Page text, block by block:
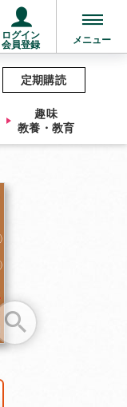
ログイン
会員登録
メニュー
趣味
教養・教育
定期購読